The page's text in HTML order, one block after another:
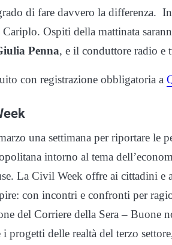
di fare davvero la differenza.
Ospiti della mattinata
Penna, e il conduttore radio e
con registrazione obbligatoria a
una settimana per riportare le
intorno al tema
La Civil Week offre ai cittadini e
con incontri e confronti per
del Corriere della Sera – Buone
i progetti delle realtà del terzo